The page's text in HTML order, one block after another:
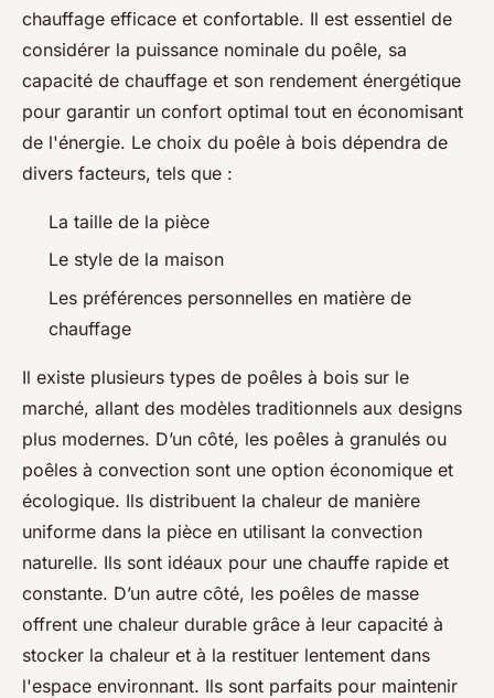
chauffage efficace et confortable. Il est essentiel de
considérer la puissance nominale du poêle, sa
capacité de chauffage et son rendement énergétique
pour garantir un confort optimal tout en économisant
de l'énergie. Le choix du poêle à bois dépendra de
divers facteurs, tels que :
La taille de la pièce
Le style de la maison
Les préférences personnelles en matière de
chauffage
Il existe plusieurs types de poêles à bois sur le
marché, allant des modèles traditionnels aux designs
plus modernes. D’un côté, les poêles à granulés ou
poêles à convection sont une option économique et
écologique. Ils distribuent la chaleur de manière
uniforme dans la pièce en utilisant la convection
naturelle. Ils sont idéaux pour une chauffe rapide et
constante. D’un autre côté, les poêles de masse
offrent une chaleur durable grâce à leur capacité à
stocker la chaleur et à la restituer lentement dans
l'espace environnant. Ils sont parfaits pour maintenir